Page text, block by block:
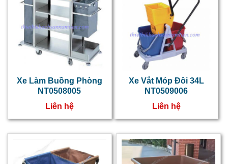
Xe Làm Buồng Phòng
NT0508005
Liên hệ
Xe Vắt Móp Đôi 34L
NT0509006
Liên hệ